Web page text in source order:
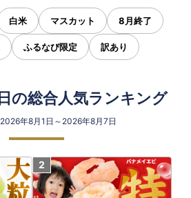
白米 マスカット 8月終了
ふるなび限定 訳あり
の総合人気ランキング
年8月1日～2026年8月7日